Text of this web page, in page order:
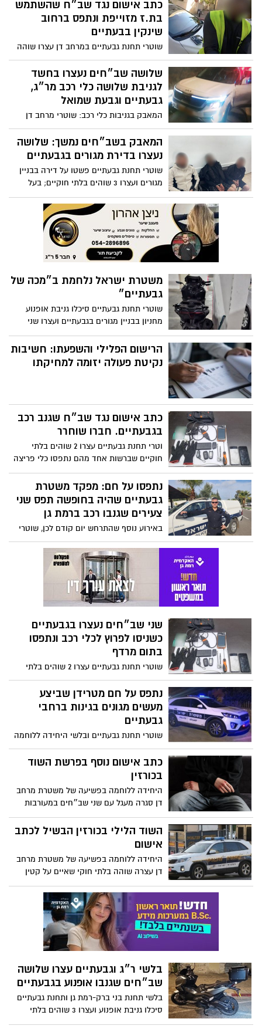
מדובר בכמות גדולה מאוד של סם אונס, ממנו
מספיקה כמות זעירה כדי להכניס למשקה של
אישה או גבר ולגרום למצב של איבוד חושים.
מפחיד לדעת כמה נשים וצעירות היו נופלו
כקורבן אם הסם החשוד היה מצליח להחדיר
כתב אישום נגד שב״ח שהשתמש
בת.ז מזוייפת ונתפס ברחוב
שינקין בבעתיים
שוטרי תחנת גבעתיים במרחב דן עצרו שוהה
בלתי חוקי שהתחזה עם תעודת זהות מזויפת
ובכך הועסק כעובד אצל קבלן משנה ברשות
המקומית; החקירה הסתיימה והוגש נגדו כתב
אישום
שלושה שב״חים נעצרו בחשד
לגניבת שלושה כלי רכב מר״ג,
גבעתיים וגבעת שמואל
המאבק בגניבות כלי רכב: שוטרי מרחב דן
עצרו במהלך הלילה 3 שוהים בלתי חוקיים
שגנבו שלושה כלי רכב מרמת גן, גבעתיים
וגבעת שמואל
המאבק בשב״חים נמשך: שלושה
נעצרו בדירת מגורים בגבעתיים
שוטרי תחנת גבעתיים פשטו על דירה בבניין
מגורים ועצרו 3 שוהים בלתי חוקיים; בעל
הדירה אותר ונחקר
משטרת ישראל נלחמת ב״מכה של
גבעתיים״
שוטרי תחנת גבעתיים סיכלו גניבת אופנוע
מחניון בבניין מגורים בגבעתיים ועצרו שני
שוהים בלתי חוקיים שניסו להימלט מהמקום
הרישום הפלילי והשפעתו: חשיבות
נקיטת פעולה יזומה למחיקתו
כתב אישום נגד שב״ח שגנב רכב
בגבעתיים. חברו שוחרר
וטרי תחנת גבעתיים עצרו 2 שוהים בלתי
חוקיים שברשות אחד מהם נתפסו כלי פריצה
לאחר שרכב נפרץ; החקירה הסתיימה והוגש
כתב אישום נגד אחד מהם
נתפסו על חם: מפקד משטרת
גבעתיים שהיה בחופשה תפס שני
צעירים שגנבו רכב ברמת גן
באירוע נוסף שהתרחש יום קודם לכן, שוטרי
הסיור עצרו חשוד קטין שברשותו כלי פריצה
שני שב״חים נעצרו בגבעתיים
כשניסו לפרוץ לכלי רכב ונתפסו
בתום מרדף
שוטרי תחנת גבעתיים עצרו 2 שוהים בלתי
חוקיים שברשותם כלי פריצה ועפ"י החשד
פרצו לכלי רכב בגבעתיים
נתפס על חם מטרידן שביצע
מעשים מגונים בגינות ברחבי
גבעתיים
שוטרי תחנת גבעתיים ובלשי היחידה ללוחמה
בפשיעה של מרחב דן בשיתוף יחידת צור של
שב"ס עצרו גבר בחשד למעשים מגונים בגינות
ציבוריות בגבעתיים
כתב אישום נוסף בפרשת השוד
בכורזין
היחידה ללוחמה בפשיעה של משטרת מרחב
דן סגרה מעגל עם שני שב״חים במעורבות
איומים וגניבה מקטין במתחם כורזין בבעתיים;
החקירה הסתיימה והוגשה הצהרת תובע
נוספת נגד החשוד השני
השוד הלילי בכורזין הבשיל לכתב
אישום
היחידה ללוחמה בפשיעה של משטרת מרחב
דן עצרה שוהה בלתי חוקי שאיים על קטין
וגנב ממנו כסף ותכשיטים במתחם כורזין בעיר
גבעתיים; החקירה נגדו הסתיימה והוגשה
הצהרת תובע; החקירה נמשכת במטרה לאתר
חשודים נוספים שהיו שותפים לאירוע
בלשי ר״ג וגבעתיים עצרו שלושה
שב״חים שגנבו אופנוע בגבעתיים
בלשי תחנת בני ברק-רמת גן ותחנת גבעתיים
סיכלו גניבת אופנוע ועצרו 3 שוהים בלתי
חוקיים שהגיעו עפ"י החשד ברכב גנוב עם